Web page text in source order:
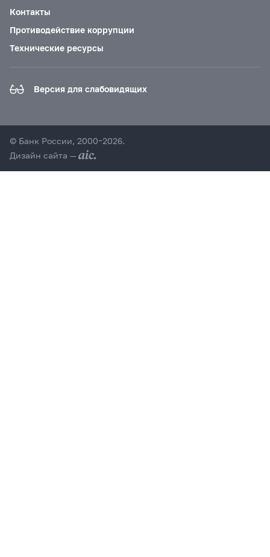
Контакты
Противодействие коррупции
Технические ресурсы
Версия для слабовидящих
© Банк России, 2000–2026.
Дизайн сайта —